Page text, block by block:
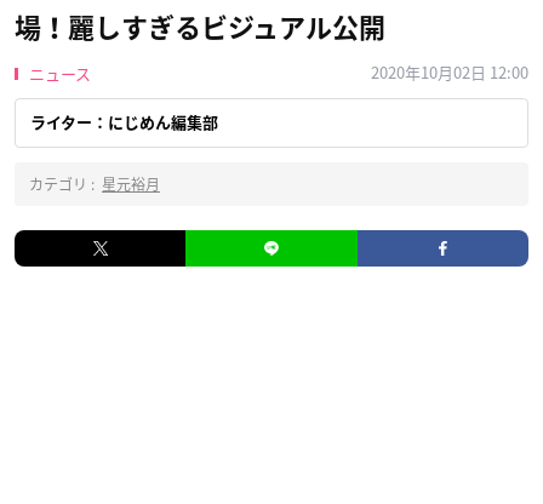
場！麗しすぎるビジュアル公開
ニュース 2020年10月02日 12:00
ライター：にじめん編集部
カテゴリ : 星元裕月